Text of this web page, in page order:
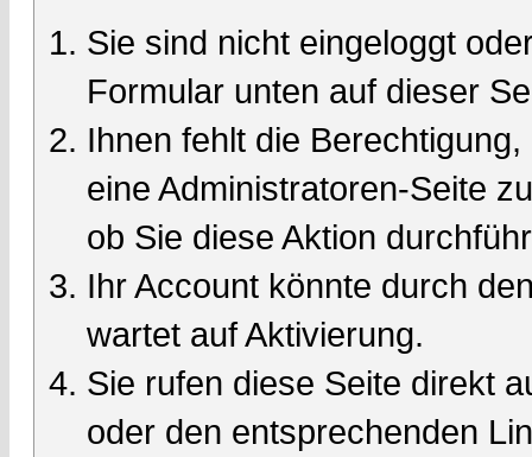
Sie sind nicht eingeloggt
Formular unten auf dieser
Ihnen fehlt die
eine Administratoren-Seite
ob Sie diese Aktion
Ihr Account könnte durch
wartet auf Aktivierung.
Sie rufen diese Seite direkt
oder den entsprechenden